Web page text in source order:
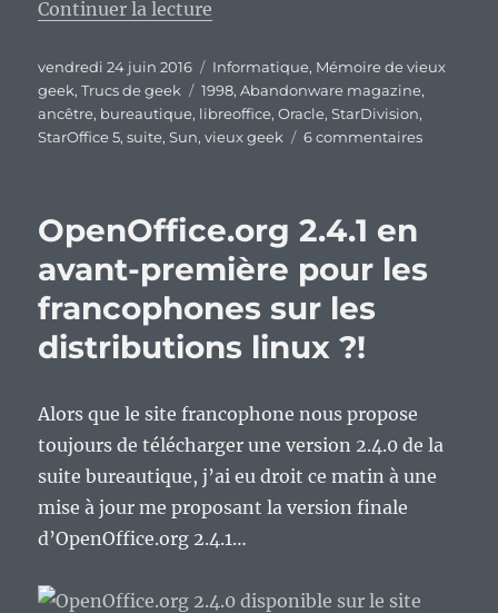
Continuer la lecture
Publié
le
vendredi 24 juin 2016 Catégories
Informatique, Mémoire de vieux
geek,Trucs de geek Étiquettes
1998,Abandonware magazine,
ancêtre, bureautique, libreoffice,Oracle,StarDivision,
StarOffice 5,suite,Sun,vieux geek 6 commentairessur
StarOffice,
OpenOffice.org 2.4.1 en
avant-première pour les
francophones sur les
distributions linux ?!
Alors que le site francophone nous propose
toujours de télécharger une version 2.4.0 de la
suite bureautique, j’ai eu droit ce matin à une
mise à jour me proposant la version finale
d’OpenOffice.org 2.4.1…